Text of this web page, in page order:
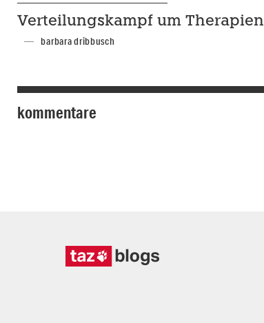
Verteilungskampf um Therapien
barbara dribbusch
kommentare